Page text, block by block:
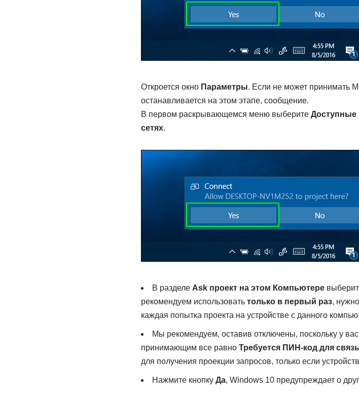
Откроется окно Параметры. Если не может принимать
останавливается на этом этапе, сообщение.
В первом раскрывающемся меню выберите Доступные
сетях.
В разделе Ask проект на этом Компьютере
рекомендуем использовать только в первый раз,
каждая попытка проекта на устройстве с данного
Мы рекомендуем, оставив отключены, поскольку у
принимающим все равно Требуется ПИН-код для
для получения проекции запросов, только если
Нажмите кнопку Да, Windows 10 предупреждает о